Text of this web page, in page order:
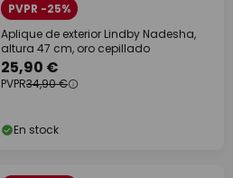
PVPR -25%
Aplique de exterior Lindby Nadesha,
altura 47 cm, oro cepillado
25,90 €
PVPR34,90 €
En stock